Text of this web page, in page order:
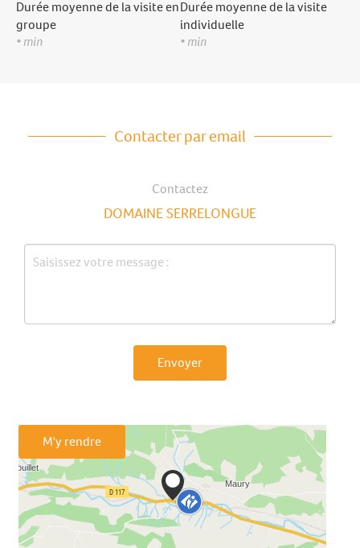
Durée moyenne de la visite en
groupe
• min
Durée moyenne de la visite
individuelle
• min
Contacter par email
Contactez
DOMAINE SERRELONGUE
Envoyer
M'y rendre